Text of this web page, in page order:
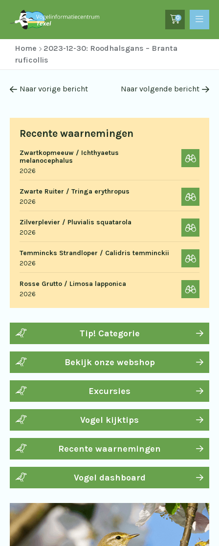
0
Home
2023-12-30: Roodhalsgans – Branta
ruficollis
Recente waarnemingen
Zwartkopmeeuw / Ichthyaetus
melanocephalus
2026
Zwarte Ruiter / Tringa erythropus
2026
Zilverplevier / Pluvialis squatarola
2026
Temmincks Strandloper / Calidris temminckii
2026
Rosse Grutto / Limosa lapponica
2026
Tip! Categorie
Bekijk onze webshop
Excursies
Vogel kijktips
Recente waarnemingen
Vogel dashboard
Naar vorige bericht Naar volgende bericht